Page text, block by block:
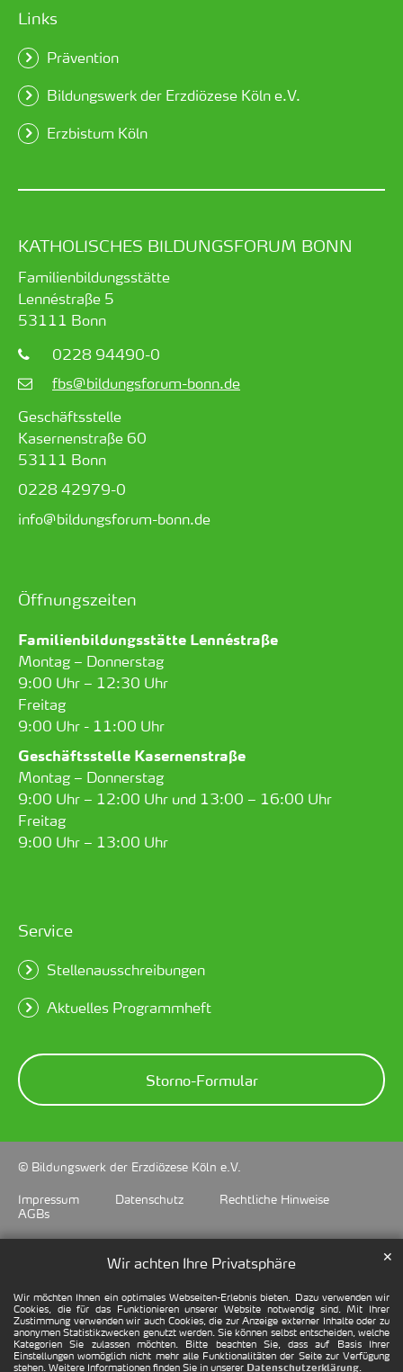
Wir achten Ihre Privatsphäre
Wir möchten Ihnen ein optimales Webseiten-Erlebnis bieten. Dazu verwenden wir
Cookies, die für das Funktionieren unserer Website notwendig sind. Mit Ihrer
Zustimmung verwenden wir auch Cookies, die zur Anzeige externer Inhalte oder zu
anonymen Statistikzwecken genutzt werden. Sie können selbst entscheiden, welche
Kategorien Sie zulassen möchten. Bitte beachten Sie, dass auf Basis Ihrer
Einstellungen womöglich nicht mehr alle Funktionalitäten der Seite zur Verfügung
stehen. Weitere Informationen finden Sie in unserer Datenschutzerklärung.
✕
Links
Prävention
Bildungswerk der Erzdiözese Köln e.V.
Erzbistum Köln
KATHOLISCHES BILDUNGSFORUM BONN
Familienbildungsstätte
Lennéstraße 5
53111 Bonn
0228 94490-0
fbs@bildungsforum-bonn.de
Geschäftsstelle
Kasernenstraße 60
53111 Bonn
0228 42979-0
info@bildungsforum-bonn.de
Öffnungszeiten
Familienbildungsstätte Lennéstraße
Montag – Donnerstag
9:00 Uhr – 12:30 Uhr
Freitag
9:00 Uhr - 11:00 Uhr
Geschäftsstelle Kasernenstraße
Montag – Donnerstag
9:00 Uhr – 12:00 Uhr und 13:00 – 16:00 Uhr
Freitag
9:00 Uhr – 13:00 Uhr
Service
Stellenausschreibungen
Aktuelles Programmheft
Storno-Formular
© Bildungswerk der Erzdiözese Köln e.V.
Impressum
Datenschutz
Rechtliche Hinweise
AGBs